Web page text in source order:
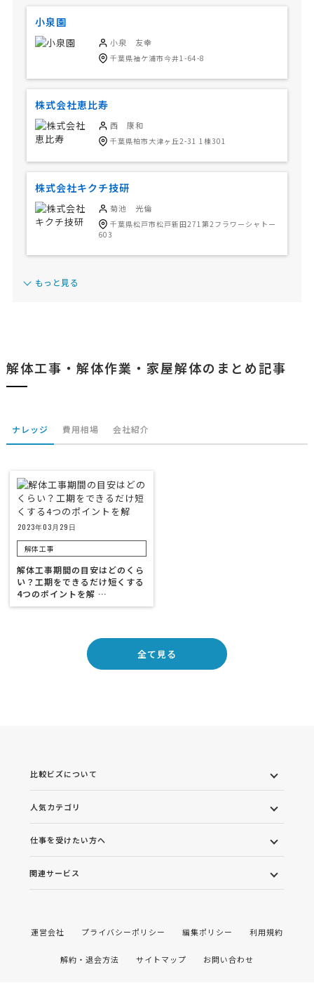
小泉園
小泉 友幸
千葉県袖ケ浦市今井1-64-8
株式会社恵比寿
西 康和
千葉県柏市大津ヶ丘2-31 1棟301
株式会社キクチ技研
菊池 光倫
千葉県松戸市松戸新田271第2フラワーシャトー
603
もっと見る
解体工事・解体作業・家屋解体のまとめ記事
ナレッジ 費用相場 会社紹介
2023年03月29日
解体工事
解体工事期間の目安はどのくら
い？工期をできるだけ短くする
4つのポイントを解 …
全て見る
比較ビズについて
人気カテゴリ
仕事を受けたい方へ
関連サービス
運営会社 プライバシーポリシー 編集ポリシー 利用規約
解約・退会方法 サイトマップ お問い合わせ